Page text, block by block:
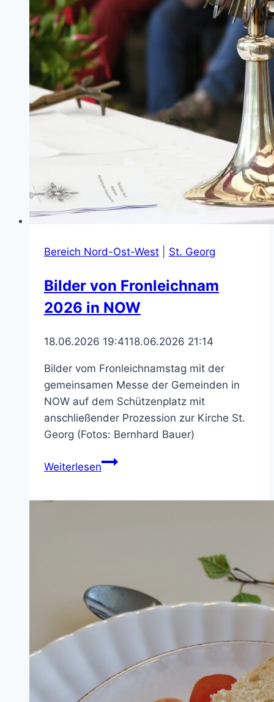
Bereich Nord-Ost-West St. Georg
Bilder von Fronleichnam
2026 in NOW
18.06.2026 19:4118.06.2026 21:14
Bilder vom Fronleichnamstag mit der
gemeinsamen Messe der Gemeinden in
NOW auf dem Schützenplatz mit
anschließender Prozession zur Kirche St.
Georg (Fotos: Bernhard Bauer)
WeiterlesenBilder